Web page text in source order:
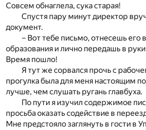
Совсем обнаглела, сука старая!
Спустя пару минут директор
документ.
– Вот тебе письмо, отнесешь его
образования и лично передашь в
Время пошло!
Я тут же сорвался прочь с
прогулка была для меня настоящим
лучше, чем слушать ругань главбуха.
По пути я изучил содержимое
просьба оказать содействие в
Мне предстояло заглянуть в гости в